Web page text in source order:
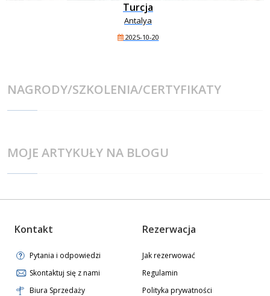
Turcja
Antalya
2025-10-20
NAGRODY/SZKOLENIA/CERTYFIKATY
MOJE ARTYKUŁY NA BLOGU
Kontakt
Pytania i odpowiedzi
Skontaktuj się z nami
Biura Sprzedaży
Rezerwacja
Jak rezerwować
Regulamin
Polityka prywatności